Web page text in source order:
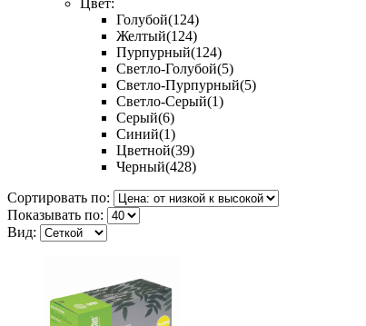
Голубой(124)
Желтый(124)
Пурпурный(124)
Светло-Голубой(5)
Светло-Пурпурный(5)
Светло-Серый(1)
Серый(6)
Синий(1)
Цветной(39)
Черный(428)
Сортировать по:
Показывать по:
Вид: